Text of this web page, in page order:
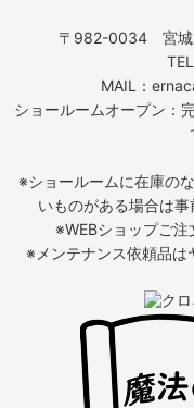
〒982-0034 宮城
MAIL：
ショールームオープン：
※ショールームに在庫の
いものがある場合は事
※WEBショップご注
※メンテナンス依頼品は